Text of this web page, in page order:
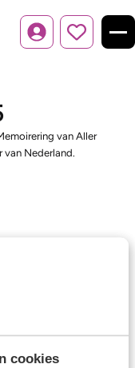
cookies
Inloggen
van Aller
van Nederland.